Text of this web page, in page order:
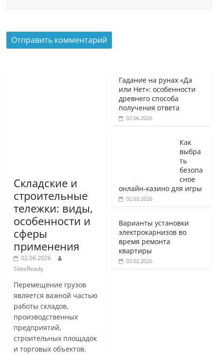
Складские и
строительные
тележки: виды,
особенности и
сферы
применения
02.06.2026
SitesReady
Перемещение грузов
является важной частью
работы складов,
производственных
предприятий,
строительных площадок
и торговых объектов.
Гадание на рунах «Да
или Нет»: особенности
древнего способа
получения ответа
02.06.2026
Как
выбра
ть
безопа
сное
онлайн-казино для игры
02.03.2026
Варианты установки
электрокарнизов во
время ремонта
квартиры
03.02.2026